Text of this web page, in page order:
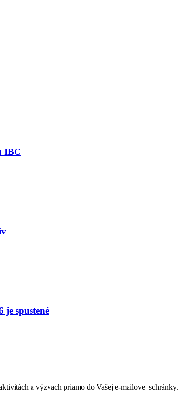
IBC
spustené
a výzvach priamo do Vašej e-mailovej schránky.